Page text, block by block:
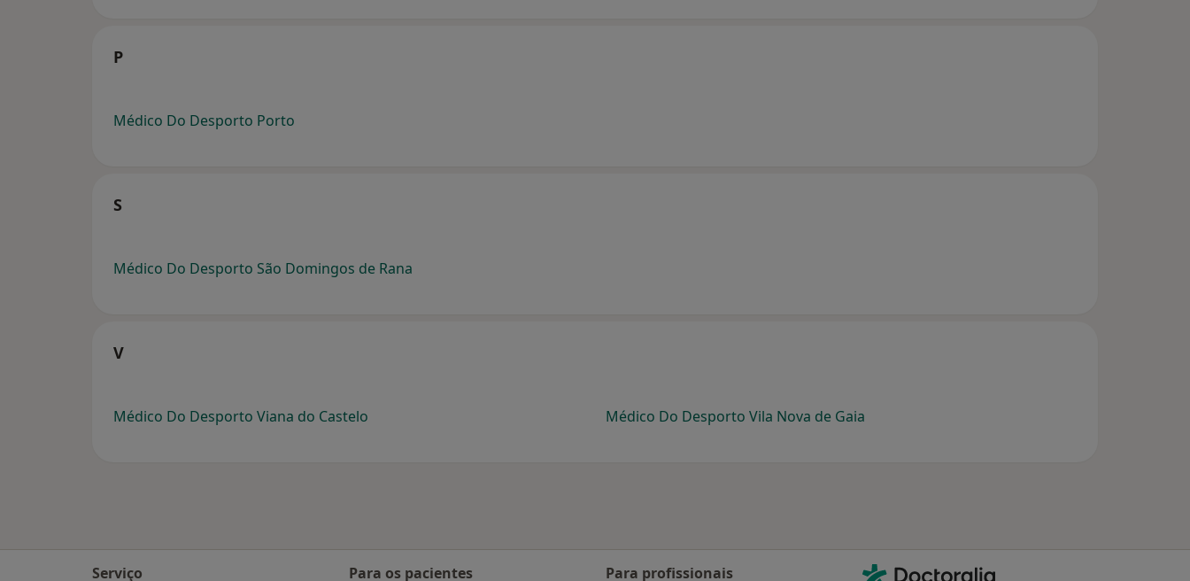
P
Médico Do Desporto Porto
S
Médico Do Desporto São Domingos de Rana
V
Médico Do Desporto Viana do Castelo Médico Do Desporto Vila Nova de Gaia
Serviço
Para os pacientes
Para profissionais
Doctoralia - Homepage